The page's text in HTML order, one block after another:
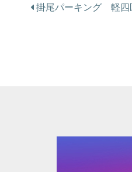
投掛尾パーキング 軽四